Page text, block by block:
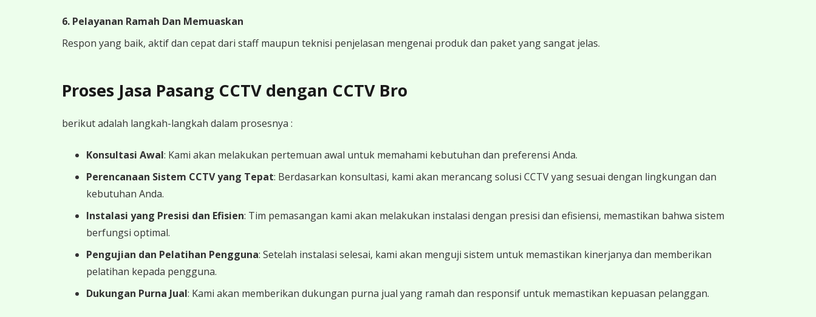
6. Pelayanan Ramah Dan Memuaskan
Respon yang baik, aktif dan cepat dari staff maupun teknisi penjelasan mengenai produk dan paket yang sangat jelas.
Proses Jasa Pasang CCTV dengan CCTV Bro
berikut adalah langkah-langkah dalam prosesnya :
Konsultasi Awal: Kami akan melakukan pertemuan awal untuk memahami kebutuhan dan preferensi Anda.
Perencanaan Sistem CCTV yang Tepat: Berdasarkan konsultasi, kami akan merancang solusi CCTV yang sesuai dengan lingkungan dan
kebutuhan Anda.
Instalasi yang Presisi dan Efisien: Tim pemasangan kami akan melakukan instalasi dengan presisi dan efisiensi, memastikan bahwa sistem
berfungsi optimal.
Pengujian dan Pelatihan Pengguna: Setelah instalasi selesai, kami akan menguji sistem untuk memastikan kinerjanya dan memberikan
pelatihan kepada pengguna.
Dukungan Purna Jual: Kami akan memberikan dukungan purna jual yang ramah dan responsif untuk memastikan kepuasan pelanggan.